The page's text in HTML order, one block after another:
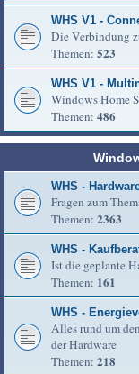
WHS V1 -
Die Verbindung
Themen: 523
WHS V1 -
Windows Home
Themen: 486
WHS -
Fragen zum
Themen: 2363
WHS -
Ist die geplante
Themen: 161
WHS -
Alles rund um
der Hardware
Themen: 218